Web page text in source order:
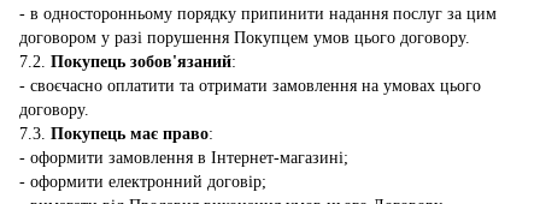
- в односторонньому порядку припинити надання послуг за цим
договором у разі порушення Покупцем умов цього договору.
7.2. Покупець зобов'язаний:
- своєчасно оплатити та отримати замовлення на умовах цього
договору.
7.3. Покупець має право:
- оформити замовлення в Інтернет-магазині;
- оформити електронний договір;